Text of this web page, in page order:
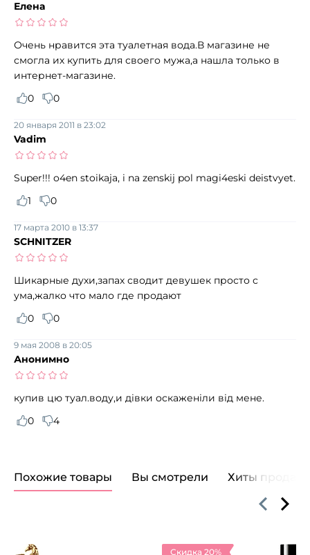
Елена
Очень нравится эта туалетная вода.В магазине не
смогла их купить для своего мужа,а нашла только в
интернет-магазине.
0
0
Vadim
20 января 2011 в 23:02
Super!!! o4en stoikaja, i na zenskij pol magi4eski deistvyet.
1
0
SCHNITZER
17 марта 2010 в 13:37
Шикарные духи,запах сводит девушек просто с
ума,жалко что мало где продают
0
0
Анонимно
9 мая 2008 в 20:05
купив цю туал.воду,и дівки оскаженіли від мене.
0
4
Похожие товары Вы смотрели Хиты продаж
Скидка 20%